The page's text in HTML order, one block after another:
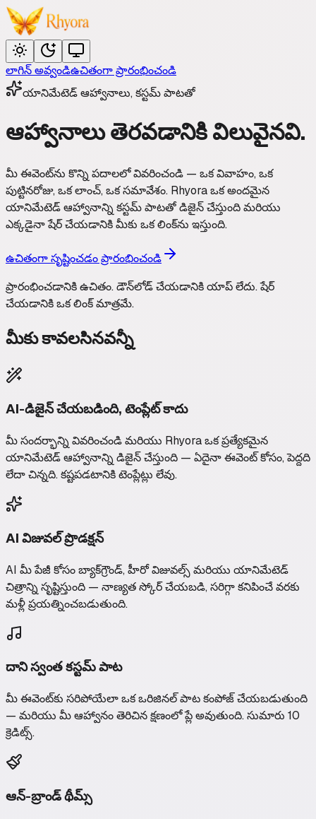
లాగిన్ అవ్వండిఉచితంగా ప్రారంభించండి
యానిమేటెడ్ ఆహ్వానాలు, కస్టమ్ పాటతో
ఆహ్వానాలుతెరవడానికి విలువైనవి.
మీ ఈవెంట్‌ను కొన్ని పదాలలో వివరించండి — ఒక వివాహం, ఒక
పుట్టినరోజు, ఒక లాంచ్, ఒక సమావేశం. Rhyora ఒక అందమైన
యానిమేటెడ్ ఆహ్వానాన్ని కస్టమ్ పాటతో డిజైన్ చేస్తుంది మరియు
ఎక్కడైనా షేర్ చేయడానికి మీకు ఒక లింక్‌ను ఇస్తుంది.
ఉచితంగా సృష్టించడం ప్రారంభించండి
ప్రారంభించడానికి ఉచితం. డౌన్‌లోడ్ చేయడానికి యాప్ లేదు. షేర్
చేయడానికి ఒక లింక్ మాత్రమే.
మీకు కావలసినవన్నీ
AI-డిజైన్ చేయబడింది, టెంప్లేట్ కాదు
మీ సందర్భాన్ని వివరించండి మరియు Rhyora ఒక ప్రత్యేకమైన
యానిమేటెడ్ ఆహ్వానాన్ని డిజైన్ చేస్తుంది — ఏదైనా ఈవెంట్ కోసం, పెద్దది
లేదా చిన్నది. కష్టపడటానికి టెంప్లేట్లు లేవు.
AI విజువల్ ప్రొడక్షన్
AI మీ పేజీ కోసం బ్యాక్‌గ్రౌండ్, హీరో విజువల్స్ మరియు యానిమేటెడ్
చిత్రాన్ని సృష్టిస్తుంది — నాణ్యత స్కోర్ చేయబడి, సరిగ్గా కనిపించే వరకు
మళ్లీ ప్రయత్నించబడుతుంది.
దాని స్వంత కస్టమ్ పాట
మీ ఈవెంట్‌కు సరిపోయేలా ఒక ఒరిజినల్ పాట కంపోజ్ చేయబడుతుంది
— మరియు మీ ఆహ్వానం తెరిచిన క్షణంలో ప్లే అవుతుంది. సుమారు 10
క్రెడిట్స్.
ఆన్-బ్రాండ్ థీమ్స్